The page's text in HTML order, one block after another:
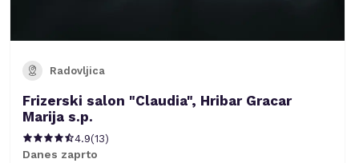
Radovljica
Frizerski salon "Claudia", Hribar Gracar
Marija s.p.
4.9(13)
Danes zaprto